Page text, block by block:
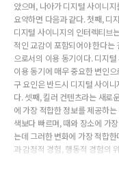
았으며, 나아가 디지털 사이니
요약하면 다음과 같다. 첫째, 디
디지털 사이니지의 인터렉티브
적인 교감이 포함되어야 한다는
으로서의 이용 동기이다. 디지
이용 동기에 매우 중요한 변인
구 요인은 반드시 디지털 사이
다. 셋째, 킬러 컨텐츠라는 새로
에 가장 적합한 정보를 제공하
색보다 빠르며, 때와 장소에 가
는데 그러한 변화에 가장 적합
과 감정적 경험, 행동적 경험의
각적 또는 감정적 경험이 소비